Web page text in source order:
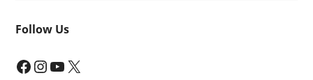
Follow Us
Facebook InstagramYouTube X